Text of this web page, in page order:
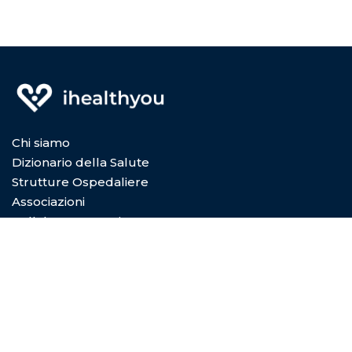
Chi siamo
Dizionario della Salute
Strutture Ospedaliere
Associazioni
Collabora con Noi